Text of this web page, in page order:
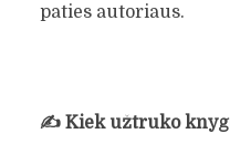
paties autoriaus.
✍️ Kiek užtruko